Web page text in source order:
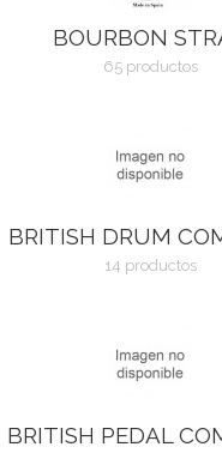
BOURBON
65 productos
BRITISH DRUM
14 productos
BRITISH PEDAL